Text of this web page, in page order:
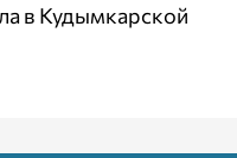
в Кудымкарской